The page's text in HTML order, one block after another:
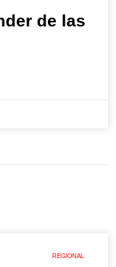
de las
REGIONAL